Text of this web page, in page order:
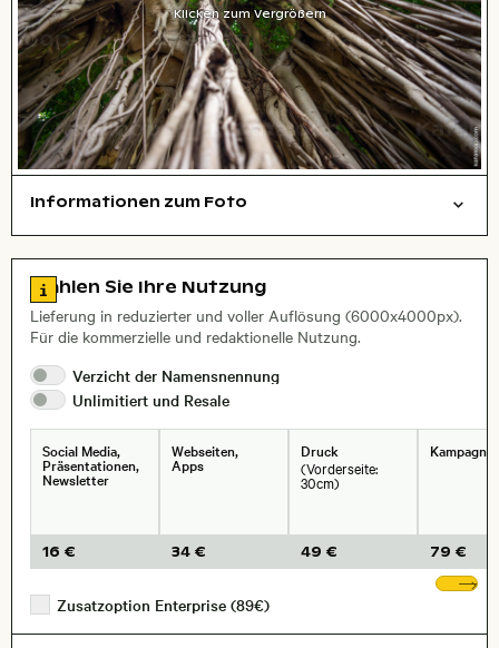
Klicken zum Vergrößern
Informationen zum Foto
Zu den Lizenzinformationen springen
Wählen Sie Ihre Nutzung
Lieferung in reduzierter und voller Auflösung (6000x4000px).
Für die kommerzielle und redaktionelle Nutzung.
Verzicht der Namensnennung
Unlimitiert und Resale
Social Media,
Präsentationen,
Newsletter
16 €
Webseiten,
Apps
34 €
Druck
(Vorderseite:
30cm)
49 € 79 €
Zusatzoption Enterprise (89€)